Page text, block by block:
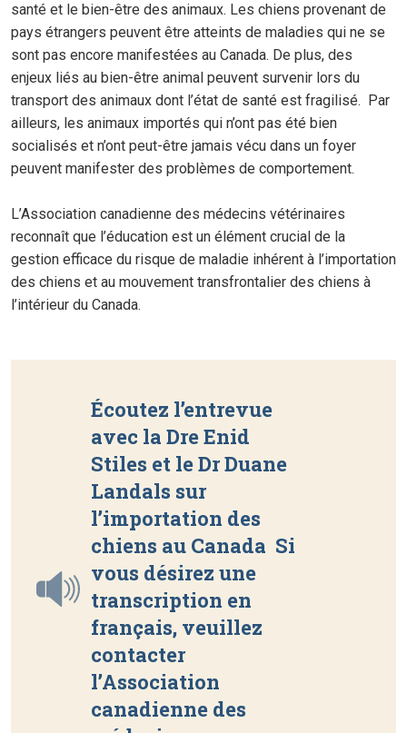
santé et le bien-être des animaux. Les chiens provenant de
pays étrangers peuvent être atteints de maladies qui ne se
sont pas encore manifestées au Canada. De plus, des
enjeux liés au bien-être animal peuvent survenir lors du
transport des animaux dont l’état de santé est fragilisé. Par
ailleurs, les animaux importés qui n’ont pas été bien
socialisés et n’ont peut-être jamais vécu dans un foyer
peuvent manifester des problèmes de comportement.
L’Association canadienne des médecins vétérinaires
reconnaît que l’éducation est un élément crucial de la
gestion efficace du risque de maladie inhérent à l’importation
des chiens et au mouvement transfrontalier des chiens à
l’intérieur du Canada.
Écoutez l’entrevue
avec la Dre Enid
Stiles et le Dr Duane
Landals sur
l’importation des
chiens au Canada Si
vous désirez une
transcription en
français, veuillez
contacter
l’Association
canadienne des